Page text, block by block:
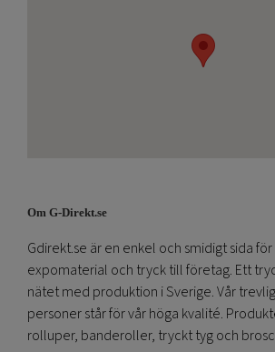
Om G-Direkt.se
Gdirekt.se är en enkel och smidigt sida
expomaterial och tryck till företag. Ett
nätet med produktion i Sverige. Vår
personer står för vår höga kvalité.
rolluper, banderoller, tryckt tyg och